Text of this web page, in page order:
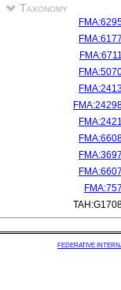
Taxonomy
FEDERATIVE